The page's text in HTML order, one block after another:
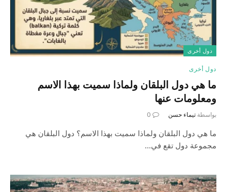
دول أخرى
دول أخرى
ما هي دول البلقان ولماذا سميت بهذا الاسم
ومعلومات عنها
بواسطة تيماء حسن 0
ما هي دول البلقان ولماذا سميت بهذا الاسم؟ دول البلقان هي
مجموعة دول تقع في…